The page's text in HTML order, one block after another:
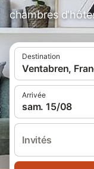
chambres
Destination
Ventabren,
Arrivée
sam. 15/08
Invités